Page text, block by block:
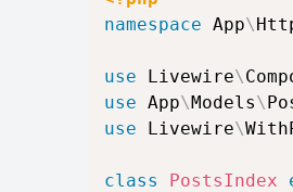
namespace App\
use Livewire\
use App\Models\
use
Livewire\
class PostsIndex